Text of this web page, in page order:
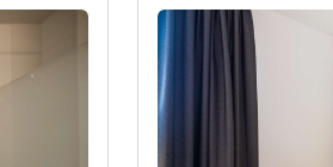
Voir les détails